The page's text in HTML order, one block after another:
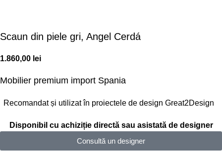
Scaun din piele gri, Angel Cerdá
1.860,00 lei
Mobilier premium import Spania
Recomandat și utilizat în proiectele de design Great2Design
Disponibil cu achiziție directă sau asistată de designer
Consultă un designer